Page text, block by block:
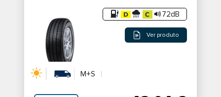
72dB
Ver produto
M+S